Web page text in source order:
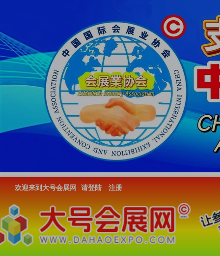
欢迎来到大号会展网 请登陆 注册